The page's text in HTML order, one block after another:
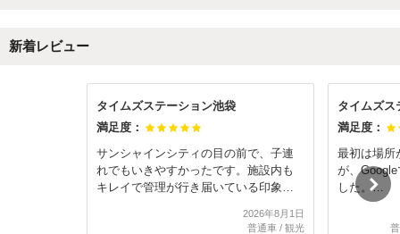
新着レビュー
タイムズステーション池袋
満足度：
サンシャインシティの目の前で、子連
れでもいきやすかったです。施設内も
キレイで管理が行き届いている印象。
く、余裕を持って停められました。エ
2026年8月1日
普通車/ 観光
タイムズス
満足度：
最初は場所
が、
した。
キレイで
で立地条